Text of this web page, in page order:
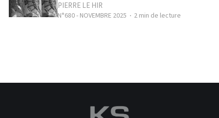
PIERRE LE HIR
N°680 - NOVEMBRE 2025 2 min de lecture